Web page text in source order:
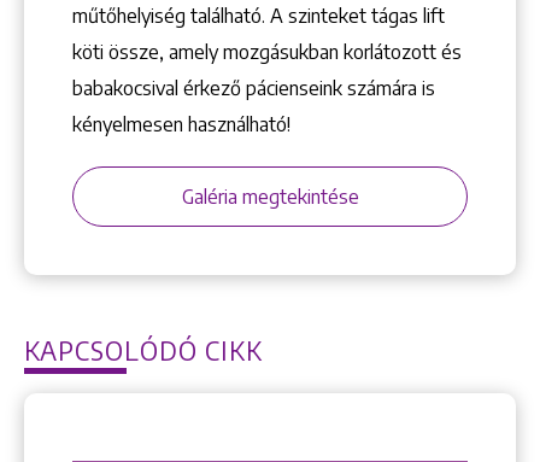
műtőhelyiség található. A szinteket tágas lift
köti össze, amely mozgásukban korlátozott és
babakocsival érkező pácienseink számára is
kényelmesen használható!
Galéria megtekintése
KAPCSOLÓDÓ CIKK